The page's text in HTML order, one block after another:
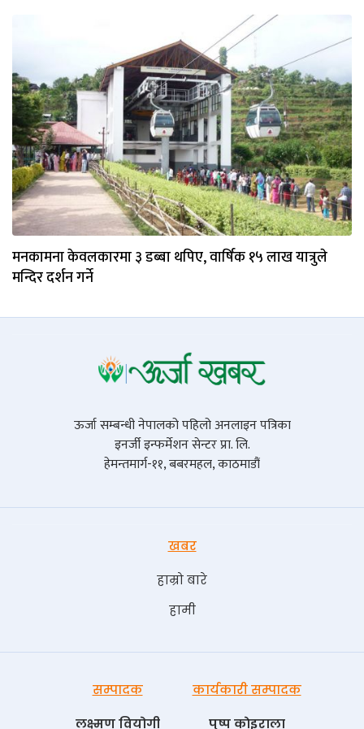
मनकामना केवलकारमा ३ डब्बा थपिए, वार्षिक १५ लाख यात्रुले
मन्दिर दर्शन गर्ने
ऊर्जा सम्बन्धी नेपालको पहिलो अनलाइन पत्रिका
इनर्जी इन्फर्मेशन सेन्टर प्रा. लि.
हेमन्तमार्ग-११, बबरमहल, काठमाडौं
खबर
हाम्रो बारे
हामी
सम्पादक
लक्ष्मण वियोगी
कार्यकारी सम्पादक
पुष्प काेइराला